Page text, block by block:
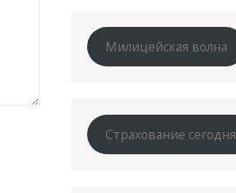
Милицейская волна
Страхование сегодня